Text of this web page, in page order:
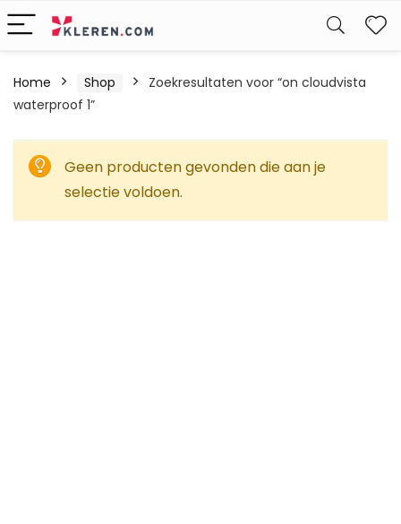
Home Shop
Zoekresultaten voor “on cloudvista
waterproof 1”
Geen producten gevonden die aan je
selectie voldoen.